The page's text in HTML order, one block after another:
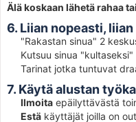
Älä koskaan lähetä rahaa
6. Liian nopeasti,
"Rakastan sinua" 2
Kutsuu sinua
Tarinat jotka tuntuvat
7. Käytä alustan
Ilmoita epäilyttävästä
Estä käyttäjät joilla on